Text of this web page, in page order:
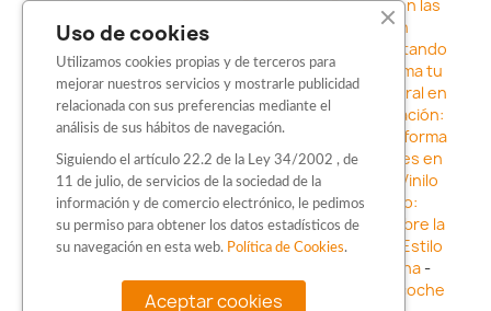
adhesivos para coche en Barcelona-Destaca en las
calles: Los Mejores stickers para coches en
Vinilo para faros en Barcelona: Resaltando
la Estética y Seguridad del Automóvil- Transforma tu
vehículo con los vinilos fundidos rotulación integral en
Barcelona-Explora la Innovación en Personalización:
Vinilo líquido barbarroja dip en Barcelona
Transforma
tu vehículo con estilo: Kits adhesivos para coches en
Barcelona-Personaliza tu vehículo con estilo: Vinilo
para coche en Barcelona-Destaca con Estilo:
Pegatinas personalizadas en Barcelona -Descubre la
distinción: Los Mejores stickers en Barcelona
Estilo
en movimiento: Sticker para motos en Barcelona-
Personalización sobre ruedas: Adhesivos para coche
Uso de cookies
Utilizamos cookies propias y de terceros para
mejorar nuestros servicios y mostrarle publicidad
relacionada con sus preferencias mediante el
análisis de sus hábitos de navegación.
Siguiendo el artículo 22.2 de la Ley 34/2002 , de
11 de julio, de servicios de la sociedad de la
información y de comercio electrónico, le pedimos
su permiso para obtener los datos estadísticos de
su navegación en esta web. Política de Cookies.
Aceptar cookies